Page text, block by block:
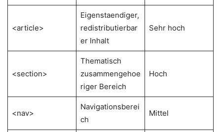
<article>
Eigenstaendiger,
redistributierbar
er Inhalt
Sehr hoch
<section>
Thematisch
zusammengehoe
riger Bereich
Hoch
<nav>
Navigationsberei
ch
Mittel